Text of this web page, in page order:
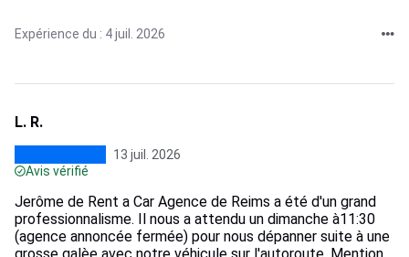
Expérience du : 4 juil. 2026
L. R.
13 juil. 2026
Avis vérifié
Jerôme de Rent a Car Agence de Reims a été d'un grand
professionnalisme. Il nous a attendu un dimanche à11:30
(agence annoncée fermée) pour nous dépanner suite à une
grosse galèe avec notre véhicule sur l'autoroute. Mention